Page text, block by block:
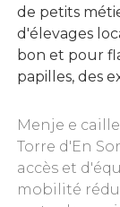
de petits
d'élevages
bon et pour
papilles, des
Menje e
Torre d'En
accès et
mobilité